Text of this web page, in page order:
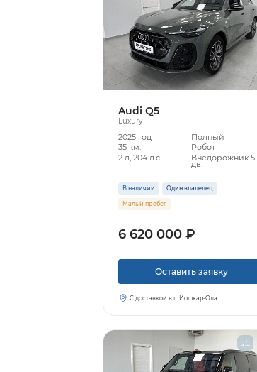
Audi Q5
Luxury
2025 год
Полный
35 км.
Робот
2 л, 204 л.с.
Внедорожник 5
дв.
В наличии Один владелец
Малый пробег
6 620 000 ₽
Оставить заявку
С доставкой в г. Йошкар-Ола